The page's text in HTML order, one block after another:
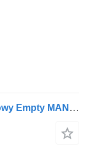
Bannert FOOD TRUCK Imbiss Handlowy Empty MAN In Stock